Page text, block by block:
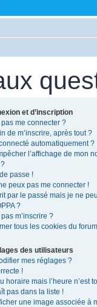
et d’inscription
me connecter ?
de m’inscrire, après tout ?
automatiquement ?
l’affichage de mon
passe !
peux pas me connecter !
par le passé mais je ne
?
m’inscrire ?
tous les cookies du
des utilisateurs
mes réglages ?
!
horaire mais l’heure n’est
pas dans la liste !
une image associée à